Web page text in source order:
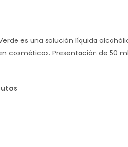
es una solución líquida
cosméticos. Presentación de 50